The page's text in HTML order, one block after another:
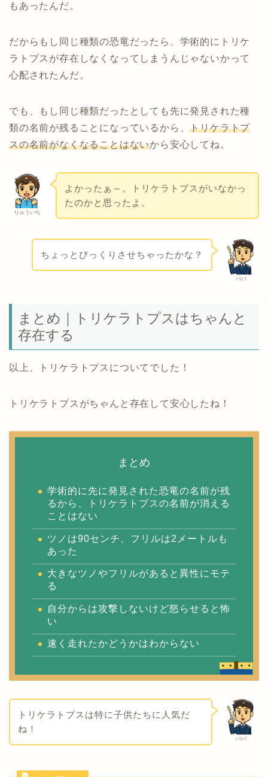
もあったんだ。
だからもし同じ種類の恐竜だったら、学術的にトリケ
ラトプスが存在しなくなってしまうんじゃないかって
心配されたんだ。
でも、もし同じ種類だったとしても先に発見された種
類の名前が残ることになっているから、トリケラトプ
スの名前がなくなることはないから安心してね。
りゅういち
よかったぁ～。トリケラトプスがいなかっ
たのかと思ったよ。
パパ
ちょっとびっくりさせちゃったかな？
まとめ｜トリケラトプスはちゃんと
存在する
以上、トリケラトプスについてでした！
トリケラトプスがちゃんと存在して安心したね！
まとめ
学術的に先に発見された恐竜の名前が残
るから、トリケラトプスの名前が消える
ことはない
ツノは90センチ、フリルは2メートルも
あった
大きなツノやフリルがあると異性にモテ
る
自分からは攻撃しないけど怒らせると怖
い
速く走れたかどうかはわからない
パパ
トリケラトプスは特に子供たちに人気だ
ね！